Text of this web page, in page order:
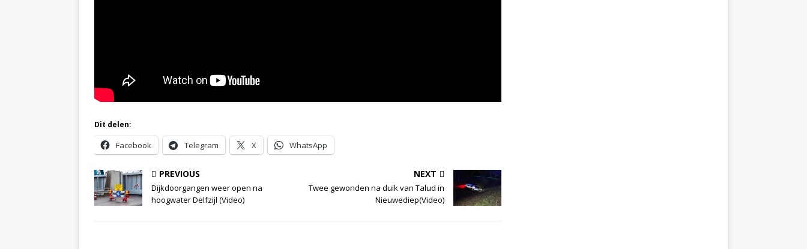
Dit delen:
Facebook Telegram X WhatsApp
PREVIOUS
Dijkdoorgangen weer open na
hoogwater Delfzijl (Video)
NEXT
Twee gewonden na duik van Talud in
Nieuwediep(Video)